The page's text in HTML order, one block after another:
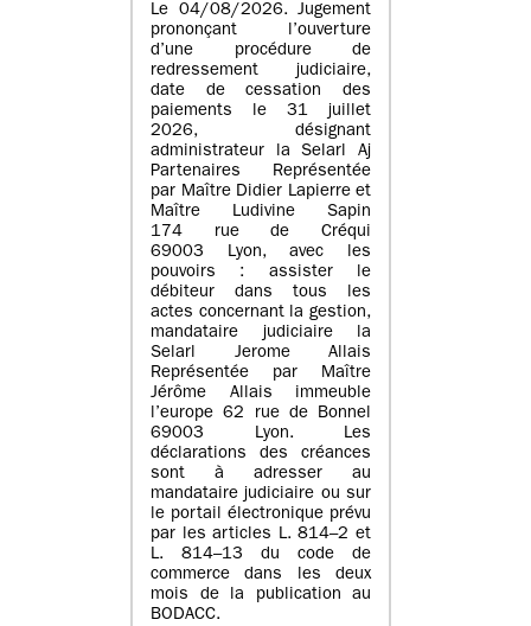
Le 04/08/2026. Jugement
prononçant l’ouverture
d’une procédure de
redressement judiciaire,
date de cessation des
paiements le 31 juillet
2026, désignant
administrateur la Selarl Aj
Partenaires Représentée
par Maître Didier Lapierre et
Maître Ludivine Sapin
174 rue de Créqui
69003 Lyon, avec les
pouvoirs : assister le
débiteur dans tous les
actes concernant la gestion,
mandataire judiciaire la
Selarl Jerome Allais
Représentée par Maître
Jérôme Allais immeuble
l’europe 62 rue de Bonnel
69003 Lyon. Les
déclarations des créances
sont à adresser au
mandataire judiciaire ou sur
le portail électronique prévu
par les articles L. 814–2 et
L. 814–13 du code de
commerce dans les deux
mois de la publication au
BODACC.